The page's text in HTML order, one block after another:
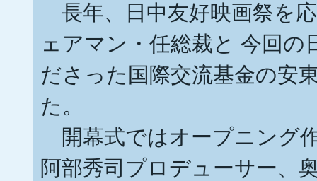
長年、日中友好映画祭を
ェアマン・任総裁と 今回の
ださった国際交流基金の安
た。
開幕式ではオープニング
阿部秀司プロデューサー、